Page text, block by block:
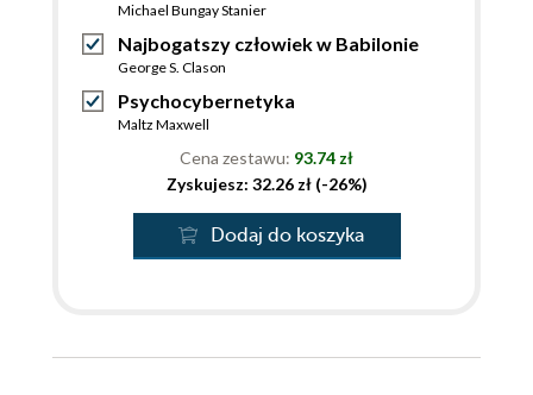
Michael Bungay Stanier
Najbogatszy człowiek w Babilonie
George S. Clason
Psychocybernetyka
Maltz Maxwell
Cena zestawu: 93.74 zł
Zyskujesz: 32.26 zł (-26%)
Dodaj do koszyka